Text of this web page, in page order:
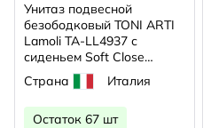
Унитаз подвесной
безободковый TONI ARTI
Lamoli TA-LL4937 с
сиденьем Soft Close
(микролифт)
Страна Италия
Остаток 67 шт